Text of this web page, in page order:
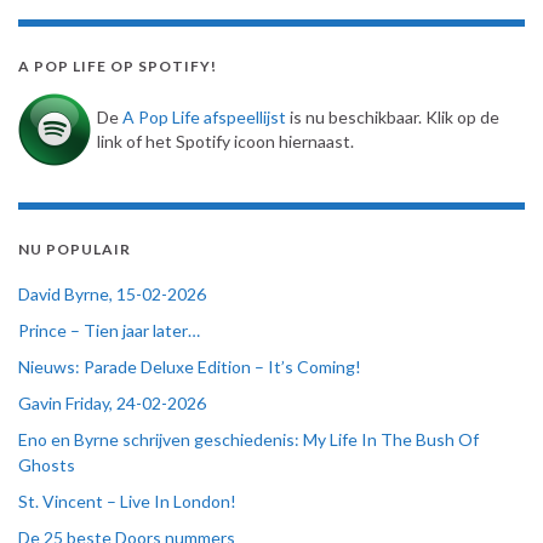
A POP LIFE OP SPOTIFY!
DeA Pop Life afspeellijst is nu beschikbaar. Klik op de
link of het Spotify icoon hiernaast.
NU POPULAIR
David Byrne, 15-02-2026
Prince – Tien jaar later…
Nieuws: Parade Deluxe Edition – It’s Coming!
Gavin Friday, 24-02-2026
Eno en Byrne schrijven geschiedenis: My Life In The Bush Of
Ghosts
St. Vincent – Live In London!
De 25 beste Doors nummers